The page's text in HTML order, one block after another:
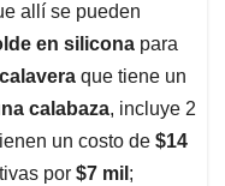
allí se pueden
en silicona para
que tiene un
calabaza, incluye 2
un costo de $14
por $7 mil ;